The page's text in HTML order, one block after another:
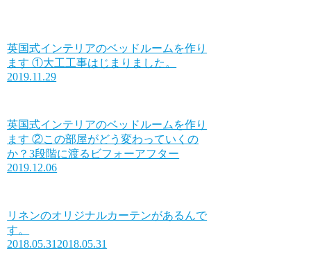
英国式インテリアのベッドルームを作り
ます ①大工工事はじまりました。
2019.11.29
英国式インテリアのベッドルームを作り
ます ②この部屋がどう変わっていくの
か？3段階に渡るビフォーアフター
2019.12.06
リネンのオリジナルカーテンがあるんで
す。
2018.05.31 2018.05.31